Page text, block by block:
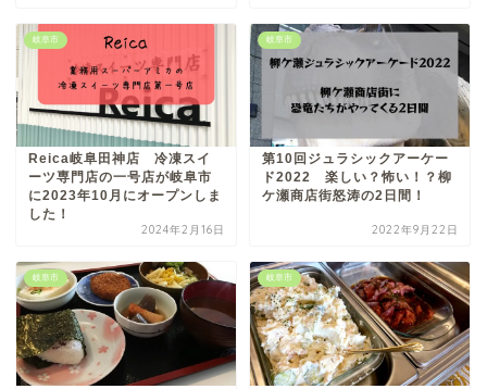
岐阜市
Reica岐阜田神店 冷凍スイ
ーツ専門店の一号店が岐阜市
に2023年10月にオープンしま
した！
2024年2月16日
岐阜市
第10回ジュラシックアーケー
ド2022 楽しい？怖い！？柳
ケ瀬商店街怒涛の2日間！
2022年9月22日
岐阜市 岐阜市